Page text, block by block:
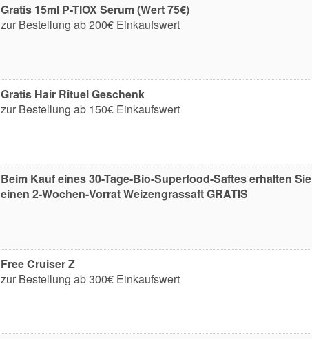
Gratis 15ml P-TIOX Serum (Wert 75€)
zur Bestellung ab 200€ Einkaufswert
Gratis Hair Rituel Geschenk
zur Bestellung ab 150€ Einkaufswert
Beim Kauf eines 30-Tage-Bio-Superfood-Saftes erhalten Sie
einen 2-Wochen-Vorrat Weizengrassaft GRATIS
Free Cruiser Z
zur Bestellung ab 300€ Einkaufswert